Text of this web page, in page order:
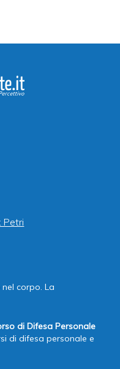
Petri
corpo. La
di Difesa Personale
di difesa personale e